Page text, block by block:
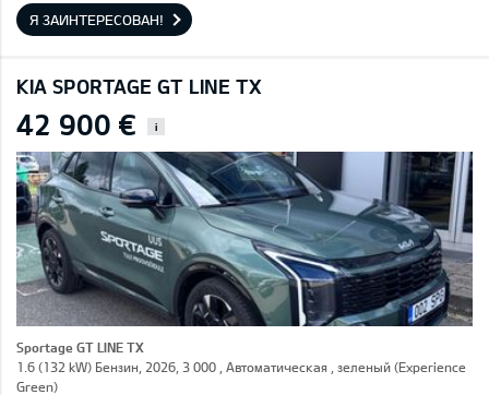
Я ЗАИНТЕРЕСОВАН!
KIA SPORTAGE GT LINE TX
42 900 € i
Sportage GT LINE TX
1.6 (132 kW) Бензин, 2026, 3 000 , Автоматическая , зеленый (Experience
Green)